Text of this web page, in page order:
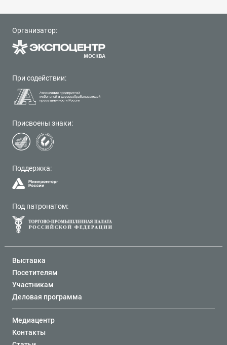
Организатор:
При содействии:
Присвоены знаки:
Поддержка:
Под патронатом:
Выставка
Посетителям
Участникам
Деловая программа
Медиацентр
Контакты